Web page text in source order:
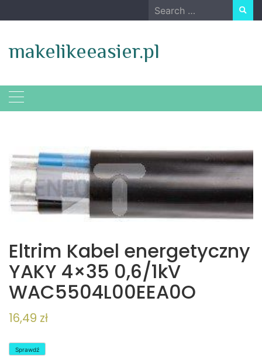
to
Search
for:
makelikeeasier.pl
Eltrim Kabel energetyczny
YAKY 4×35 0,6/1kV
WAC5504L00EEA0O
16,49 zł
Sprawdź